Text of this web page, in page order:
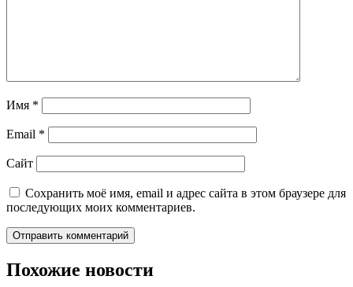
Имя *
Email *
Сайт
Сохранить моё имя, email и адрес сайта в этом браузере для
последующих моих комментариев.
Похожие новости